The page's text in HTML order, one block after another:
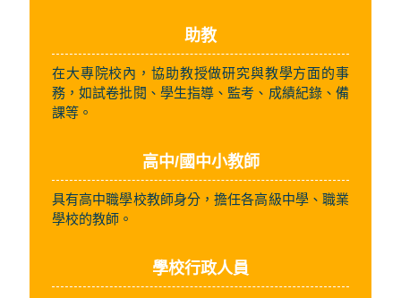
助教
在大專院校內，協助教授做研究與教學方面的事
務，如試卷批閱、學生指導、監考、成績紀錄、備
課等。
高中/國中小教師
具有高中職學校教師身分，擔任各高級中學、職業
學校的教師。
學校行政人員